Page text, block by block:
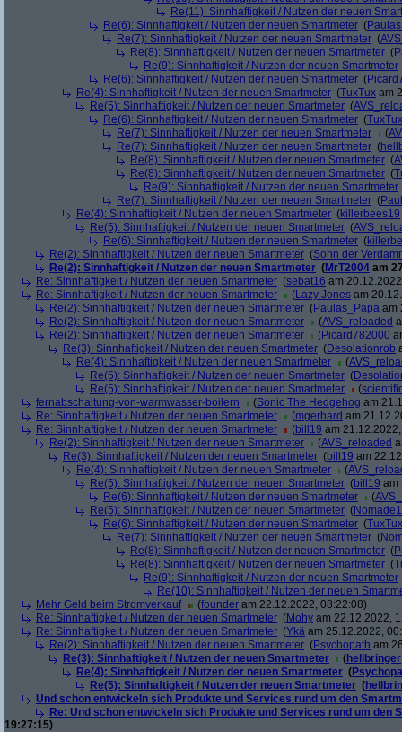
Re(11): Sinnhaftigkeit / Nutzen der neuen
Re(6): Sinnhaftigkeit / Nutzen der neuen Smartmeter (
Re(7): Sinnhaftigkeit / Nutzen der neuen Smartmeter (
Re(8): Sinnhaftigkeit / Nutzen der neuen Smartmeter (
Re(9): Sinnhaftigkeit / Nutzen der neuen Smartmeter
Re(6): Sinnhaftigkeit / Nutzen der neuen Smartmeter (
Re(4): Sinnhaftigkeit / Nutzen der neuen Smartmeter (TuxTux am
Re(5): Sinnhaftigkeit / Nutzen der neuen Smartmeter (
Re(6): Sinnhaftigkeit / Nutzen der neuen Smartmeter (TuxTux
Re(7): Sinnhaftigkeit / Nutzen der neuen Smartmeter
(
Re(7): Sinnhaftigkeit / Nutzen der neuen Smartmeter (
Re(8): Sinnhaftigkeit / Nutzen der neuen Smartmeter (
Re(8): Sinnhaftigkeit / Nutzen der neuen Smartmeter (
Re(9): Sinnhaftigkeit / Nutzen der neuen Smartmeter
Re(7): Sinnhaftigkeit / Nutzen der neuen Smartmeter (
Re(4): Sinnhaftigkeit / Nutzen der neuen Smartmeter (killerbees19
Re(5): Sinnhaftigkeit / Nutzen der neuen Smartmeter (
Re(6): Sinnhaftigkeit / Nutzen der neuen Smartmeter (
Re(2): Sinnhaftigkeit / Nutzen der neuen Smartmeter (Sohn der
Re(2): Sinnhaftigkeit / Nutzen der neuen Smartmeter (MrT2004 am
Re: Sinnhaftigkeit / Nutzen der neuen Smartmeter (sebat16 am
Re: Sinnhaftigkeit / Nutzen der neuen Smartmeter
(Lazy Jones am
Re(2): Sinnhaftigkeit / Nutzen der neuen Smartmeter (Paulas_Papa am
Re(2): Sinnhaftigkeit / Nutzen der neuen Smartmeter
(AVS_reloaded
Re(2): Sinnhaftigkeit / Nutzen der neuen Smartmeter
(Picard782000
Re(3): Sinnhaftigkeit / Nutzen der neuen Smartmeter (Desolationrob
Re(4): Sinnhaftigkeit / Nutzen der neuen Smartmeter
(
Re(5): Sinnhaftigkeit / Nutzen der neuen Smartmeter (
Re(5): Sinnhaftigkeit / Nutzen der neuen Smartmeter
(
fernabschaltung-von-warmwasser-boilern
(Sonic The Hedgehog am
Re: Sinnhaftigkeit / Nutzen der neuen Smartmeter
(mgerhard am
Re: Sinnhaftigkeit / Nutzen der neuen Smartmeter
(bill19 am
Re(2): Sinnhaftigkeit / Nutzen der neuen Smartmeter
(AVS_reloaded
Re(3): Sinnhaftigkeit / Nutzen der neuen Smartmeter (bill19 am
Re(4): Sinnhaftigkeit / Nutzen der neuen Smartmeter
(
Re(5): Sinnhaftigkeit / Nutzen der neuen Smartmeter (bill19 am
Re(6): Sinnhaftigkeit / Nutzen der neuen Smartmeter
(
Re(5): Sinnhaftigkeit / Nutzen der neuen Smartmeter (Nomade1
Re(6): Sinnhaftigkeit / Nutzen der neuen Smartmeter (TuxTux
Re(7): Sinnhaftigkeit / Nutzen der neuen Smartmeter (
Re(8): Sinnhaftigkeit / Nutzen der neuen Smartmeter (
Re(8): Sinnhaftigkeit / Nutzen der neuen Smartmeter (
Re(9): Sinnhaftigkeit / Nutzen der neuen Smartmeter
Re(10): Sinnhaftigkeit / Nutzen der neuen
Mehr Geld beim Stromverkauf
(founder am 22.12.2022, 08:22:08)
Re: Sinnhaftigkeit / Nutzen der neuen Smartmeter (Mohy am 22.12.2022,
Re: Sinnhaftigkeit / Nutzen der neuen Smartmeter (Ykä am 25.12.2022,
Re(2): Sinnhaftigkeit / Nutzen der neuen Smartmeter (Psychopath am
Re(3): Sinnhaftigkeit / Nutzen der neuen Smartmeter
(hellbringer
Re(4): Sinnhaftigkeit / Nutzen der neuen Smartmeter (
Re(5): Sinnhaftigkeit / Nutzen der neuen Smartmeter (
Und schon entwickeln sich Produkte und Services rund um den
Re: Und schon entwickeln sich Produkte und Services rund um den
19:27:15)